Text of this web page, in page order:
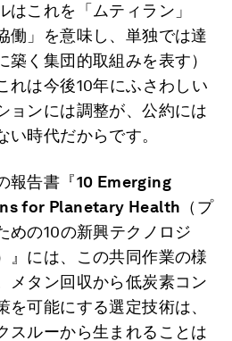
はこれを「ムティラン」
働」を意味し、単独では達
築く集団的取組みを表す）
れは今後10年にふさわしい
ョンには調整が、公約には
時代だからです。
報告書『10 Emerging
for Planetary Health （プ
めの10の新興テクノロジ
』には、この共同作業の様
メタン回収から低炭素コン
を可能にする選定技術は、
スルーから生まれることは